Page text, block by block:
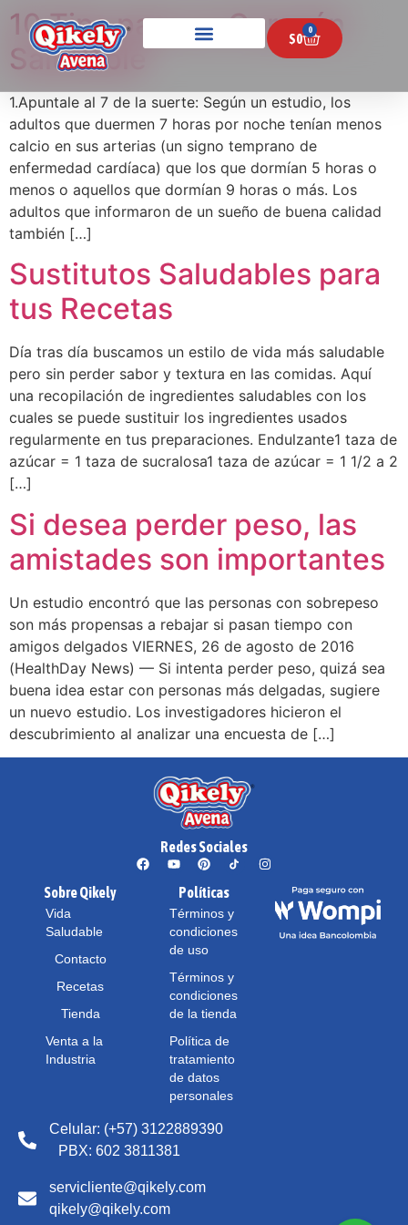
$0
0
10 Tips para un Corazón
Saludable
1.Apuntale al 7 de la suerte: Según un estudio, los
adultos que duermen 7 horas por noche tenían menos
calcio en sus arterias (un signo temprano de
enfermedad cardíaca) que los que dormían 5 horas o
menos o aquellos que dormían 9 horas o más. Los
adultos que informaron de un sueño de buena calidad
también […]
Sustitutos Saludables para
tus Recetas
Día tras día buscamos un estilo de vida más saludable
pero sin perder sabor y textura en las comidas. Aquí
una recopilación de ingredientes saludables con los
cuales se puede sustituir los ingredientes usados
regularmente en tus preparaciones. Endulzante1 taza de
azúcar = 1 taza de sucralosa1 taza de azúcar = 1 1/2 a 2
[…]
Si desea perder peso, las
amistades son importantes
Un estudio encontró que las personas con sobrepeso
son más propensas a rebajar si pasan tiempo con
amigos delgados VIERNES, 26 de agosto de 2016
(HealthDay News) — Si intenta perder peso, quizá sea
buena idea estar con personas más delgadas, sugiere
un nuevo estudio. Los investigadores hicieron el
descubrimiento al analizar una encuesta de […]
Redes Sociales
Sobre Qikely
Vida
Saludable
Contacto
Recetas
Tienda
Venta a la
Industria
Políticas
Términos y
condiciones
de uso
Términos y
condiciones
de la tienda
Política de
tratamiento
de datos
personales
Celular: (+57) 3122889390
PBX: 602 3811381
servicliente@qikely.com
qikely@qikely.com